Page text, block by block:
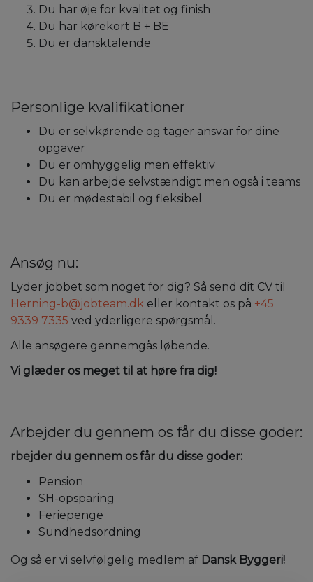
Du har øje for kvalitet og finish
Du har kørekort B + BE
Du er dansktalende
Personlige kvalifikationer
Du er selvkørende og tager ansvar for dine
opgaver
Du er omhyggelig men effektiv
Du kan arbejde selvstændigt men også i teams
Du er mødestabil og fleksibel
Ansøg nu:
Lyder jobbet som noget for dig? Så send dit CV til
Herning-b@jobteam.dk eller kontakt os på +45
9339 7335 ved yderligere spørgsmål.
Alle ansøgere gennemgås løbende.
Vi glæder os meget til at høre fra dig!
Arbejder du gennem os får du disse goder:
rbejder du gennem os får du disse goder:
Pension
SH-opsparing
Feriepenge
Sundhedsordning
Og så er vi selvfølgelig medlem af Dansk Byggeri!